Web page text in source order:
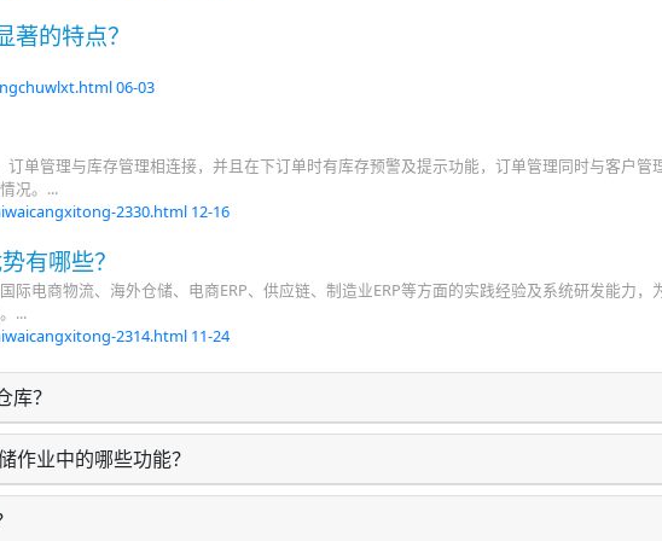
的特点？
06-03
单管理与库存管理相连接，并且在下订单时有库存预警及提示功能，订单管理同时与客户管
况。...
2330.html 12-16
有哪些？
际电商物流、海外仓储、电商ERP、供应链、制造业ERP等方面的实践经验及系统研发能力，
...
2314.html 11-24
？
作业中的哪些功能？